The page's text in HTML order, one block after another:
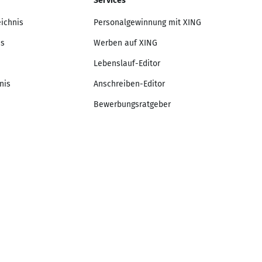
Personalgewinnung mit XING
Werben auf XING
Lebenslauf-Editor
Anschreiben-Editor
Bewerbungsratgeber